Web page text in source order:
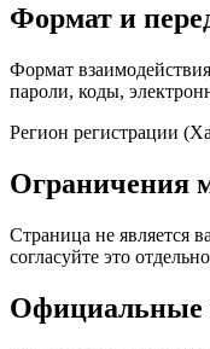
Формат и
Формат
пароли, коды,
Регион регистрации
Ограничения
Страница не является
согласуйте это
Официальные